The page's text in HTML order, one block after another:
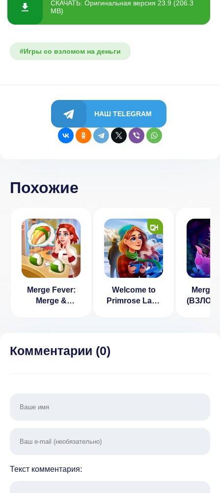
СКАЧАТЬ: Оригинальная версия 23.9 (206.3
MB)
#Игры со взломом на деньги
НАШ TELEGRAM
Похожие
Merge Fever:
Merge &
Welcome to
Primrose Lake
Merge
(ВЗЛОМ,
Комментарии (0)
Текст комментария: